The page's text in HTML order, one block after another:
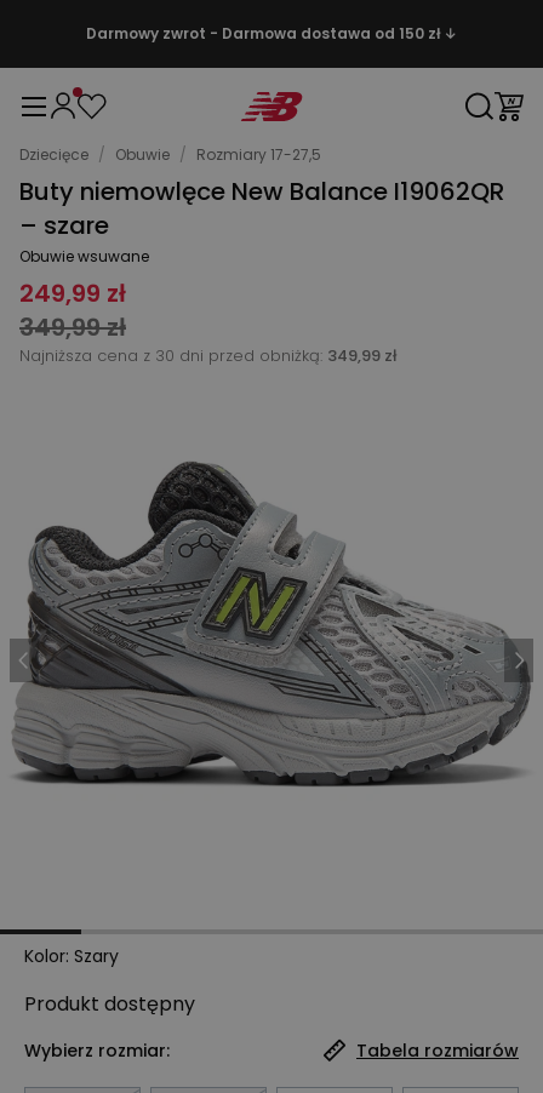
Darmowy zwrot - Darmowa dostawa od 150 zł ↓
Dziecięce / Obuwie / Rozmiary 17-27,5
Buty niemowlęce New Balance I19062QR
– szare
Obuwie wsuwane
249,99 zł
349,99 zł
Najniższa cena z 30 dni przed obniżką: 349,99 zł
Kolor: Szary
Produkt dostępny
Wybierz rozmiar: Tabela rozmiarów